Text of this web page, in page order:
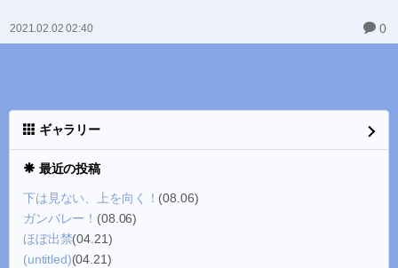
2021.02.02 02:40 0
ギャラリー
最近の投稿
下は見ない、上を向く！ (08.06)
ガンバレー！ (08.06)
ほぼ出禁(04.21)
(untitled)(04.21)